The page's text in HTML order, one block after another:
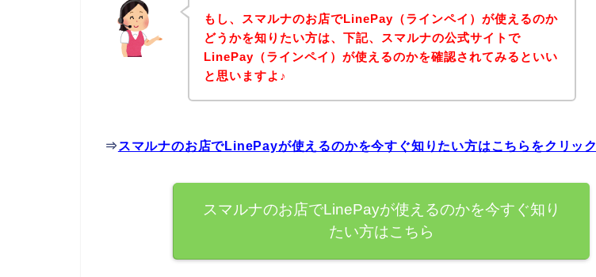
もし、スマルナのお店でLinePay（ラインペイ）が使えるのか
どうかを知りたい方は、下記、スマルナの公式サイトで
LinePay（ラインペイ）が使えるのかを確認されてみるといい
と思いますよ♪
⇒ スマルナのお店でLinePayが使えるのかを今すぐ知りたい方はこちらをクリック
スマルナのお店でLinePayが使えるのかを今すぐ知り
たい方はこちら